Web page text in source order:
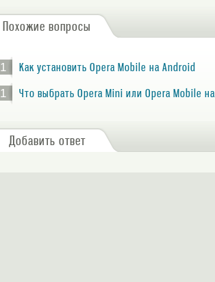
Похожие вопросы
1
Как установить Opera Mobile на Android
1
Что выбрать Opera Mini или Opera Mobile
Добавить ответ